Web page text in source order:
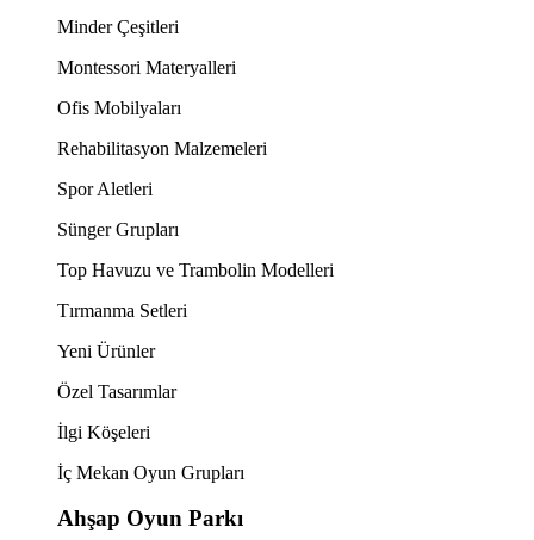
Minder Çeşitleri
Montessori Materyalleri
Ofis Mobilyaları
Rehabilitasyon Malzemeleri
Spor Aletleri
Sünger Grupları
Top Havuzu ve Trambolin Modelleri
Tırmanma Setleri
Yeni Ürünler
Özel Tasarımlar
İlgi Köşeleri
İç Mekan Oyun Grupları
Ahşap Oyun Parkı